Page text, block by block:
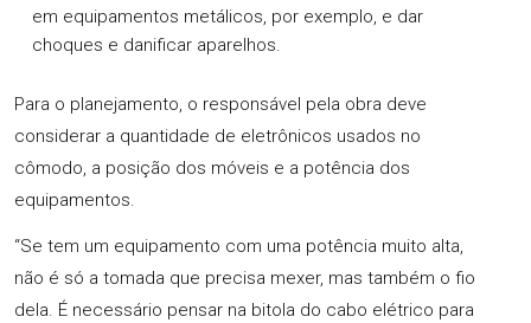
em equipamentos metálicos, por exemplo, e dar
choques e danificar aparelhos.
Para o planejamento, o responsável pela obra deve
considerar a quantidade de eletrônicos usados no
cômodo, a posição dos móveis e a potência dos
equipamentos.
“Se tem um equipamento com uma potência muito alta,
não é só a tomada que precisa mexer, mas também o fio
dela. É necessário pensar na bitola do cabo elétrico para